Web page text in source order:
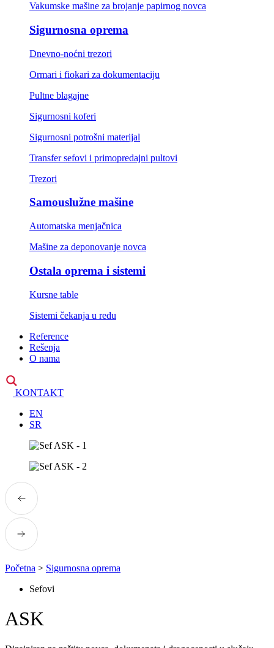
Vakumske mašine za brojanje papirnog novca
Sigurnosna oprema
Dnevno-noćni trezori
Ormari i fiokari za dokumentaciju
Pultne blagajne
Sigurnosni koferi
Sigurnosni potrošni materijal
Transfer sefovi i primopredajni pultovi
Trezori
Samouslužne mašine
Automatska menjačnica
Mašine za deponovanje novca
Ostala oprema i sistemi
Kursne table
Sistemi čekanja u redu
Reference
Rešenja
O nama
KONTAKT
EN
SR
Početna > Sigurnosna oprema
Sefovi
ASK